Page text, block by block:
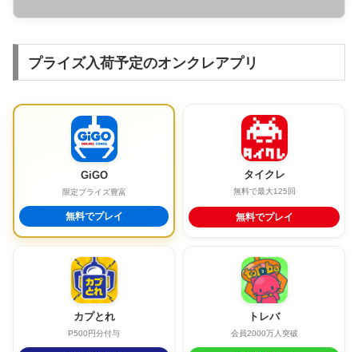
プライズ入荷予定のオンクレアプリ
GiGO
限定プライズ豊富
無料でプレイ
タイクレ
無料で最大125回
無料でプレイ
カプとれ
P500円分付与
トレバ
会員2000万人突破